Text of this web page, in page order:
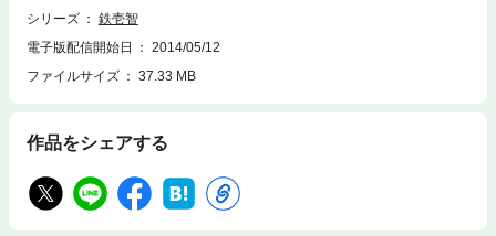
シリーズ
鉄壱智
電子版配信開始日
2014/05/12
ファイルサイズ
37.33 MB
作品をシェアする